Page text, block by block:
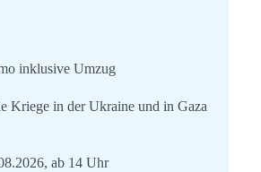
inklusive Umzug
Kriege in der Ukraine und in Gaza
ab 14 Uhr